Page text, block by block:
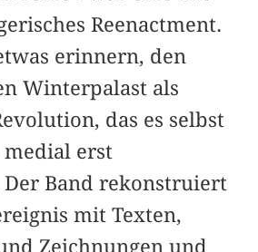
Reenactment.
erinnern, den
Winterpalast als
das es selbst
erst
Band rekonstruiert
mit Texten,
Zeichnungen und